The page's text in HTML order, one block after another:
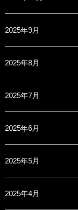
2025年9月
2025年8月
2025年7月
2025年6月
2025年5月
2025年4月